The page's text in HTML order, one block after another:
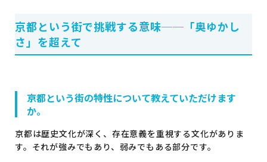
京都という街で挑戦する意味──「奥ゆかし
さ」を超えて
京都という街の特性について教えていただけます
か。
京都は歴史文化が深く、存在意義を重視する文化がありま
す。それが強みでもあり、弱みでもある部分です。